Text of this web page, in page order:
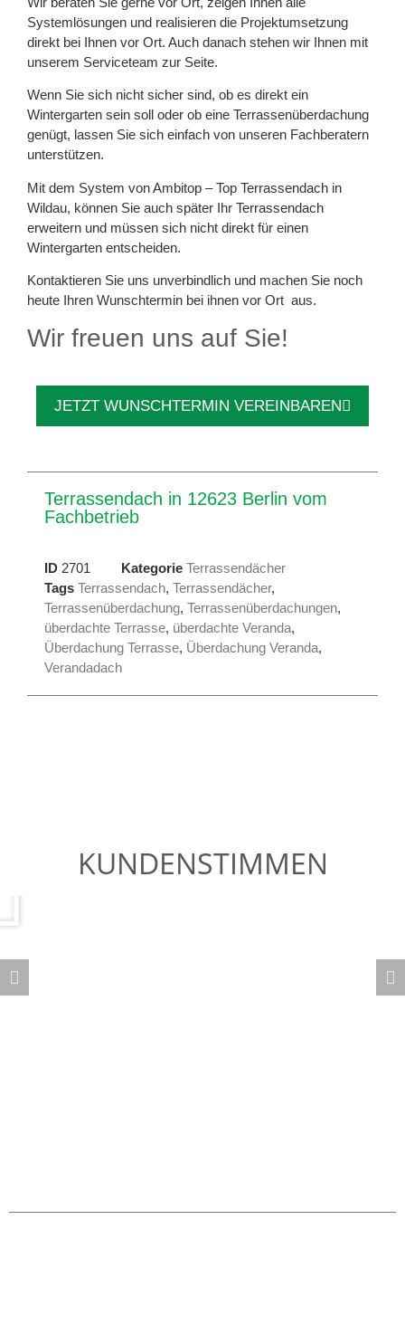
Systemlösungen und realisieren die Projektumsetzung
direkt bei Ihnen vor Ort. Auch danach stehen wir Ihnen mit
unserem Serviceteam zur Seite.
Wenn Sie sich nicht sicher sind, ob es direkt ein
Wintergarten sein soll oder ob eine Terrassenüberdachung
genügt, lassen Sie sich einfach von unseren Fachberatern
unterstützen.
Mit dem System von Ambitop – Top Terrassendach in
Wildau, können Sie auch später Ihr Terrassendach
erweitern und müssen sich nicht direkt für einen
Wintergarten entscheiden.
Kontaktieren Sie uns unverbindlich und machen Sie noch
heute Ihren Wunschtermin bei ihnen vor Ort aus.
Wir freuen uns auf Sie!
JETZT WUNSCHTERMIN VEREINBAREN
Terrassendach in 12623 Berlin vom
Fachbetrieb
ID 2701 Kategorie Terrassendächer
Tags Terrassendach, Terrassendächer,
Terrassenüberdachung, Terrassenüberdachungen,
überdachte Terrasse, überdachte Veranda,
Überdachung Terrasse, Überdachung Veranda,
Verandadach
KUNDENSTIMMEN